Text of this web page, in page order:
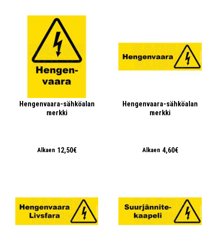
Hengenvaara-sähköalan
merkki
Alkaen 12,50€
Hengenvaara-sähköalan
merkki
Alkaen 4,60€